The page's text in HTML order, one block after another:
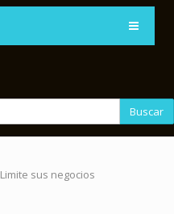
Buscar
Limite sus negocios